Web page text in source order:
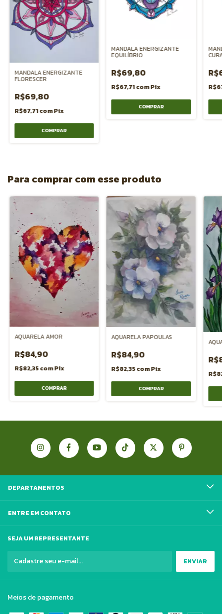
MANDALA ENERGIZANTE
FLORESCER
R$69,80
R$67,71comPix
MANDALA ENERGIZANTE
EQUILÍBRIO
R$69,80
R$67,71comPix
Para comprar com esse produto
AQUARELA AMOR
R$84,90
R$82,35comPix
AQUARELA PAPOULAS
R$84,90
R$82,35comPix
DEPARTAMENTOS
ENTRE EM CONTATO
SEJA UM REPRESENTANTE
Meios de pagamento